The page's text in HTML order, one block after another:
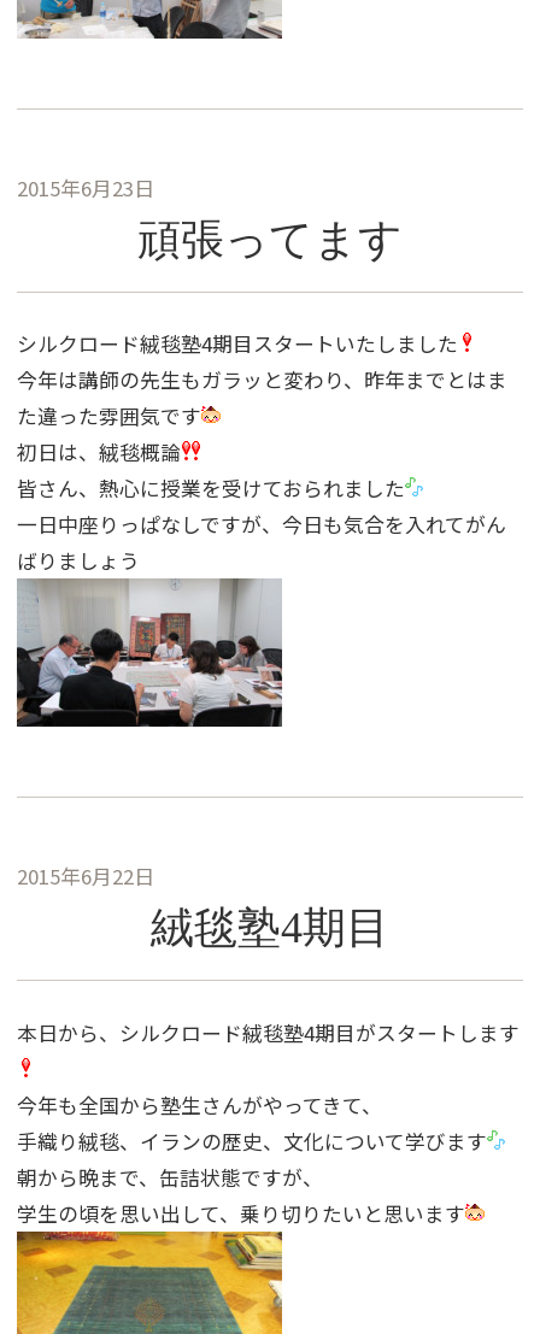
2015年6月23日
頑張ってます
シルクロード絨毯塾4期目スタートいたしました
今年は講師の先生もガラッと変わり、昨年までとはま
た違った雰囲気です
初日は、絨毯概論
皆さん、熱心に授業を受けておられました
一日中座りっぱなしですが、今日も気合を入れてがん
ばりましょう
2015年6月22日
絨毯塾4期目
本日から、シルクロード絨毯塾4期目がスタートします
今年も全国から塾生さんがやってきて、
手織り絨毯、イランの歴史、文化について学びます
朝から晩まで、缶詰状態ですが、
学生の頃を思い出して、乗り切りたいと思います